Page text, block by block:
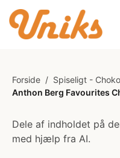
Forside / Spiseligt -
Anthon Berg Favourites
Dele af indholdet på
med hjælp fra AI.